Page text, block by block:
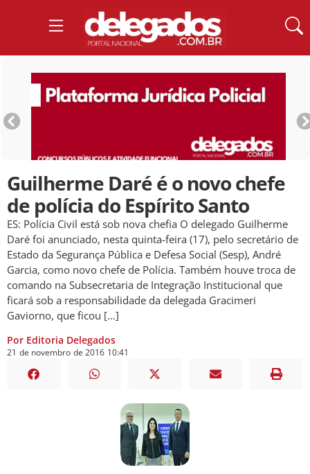
Guilherme Daré é o novo chefe
de polícia do Espírito Santo
ES: Polícia Civil está sob nova chefia O delegado Guilherme
Daré foi anunciado, nesta quinta-feira (17), pelo secretário de
Estado da Segurança Pública e Defesa Social (Sesp), André
Garcia, como novo chefe de Polícia. Também houve troca de
comando na Subsecretaria de Integração Institucional que
ficará sob a responsabilidade da delegada Gracimeri
Gaviorno, que ficou […]
Por Editoria Delegados
21 de novembro de 2016 10:41